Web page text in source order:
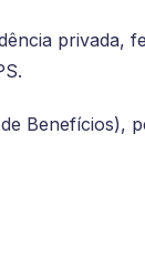
privada,
Benefícios),